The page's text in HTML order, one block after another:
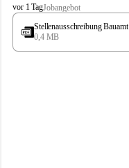
S
t
s
vor 1 TagJobangebot
Stellenausschreibung Bauamt
0,4 MB